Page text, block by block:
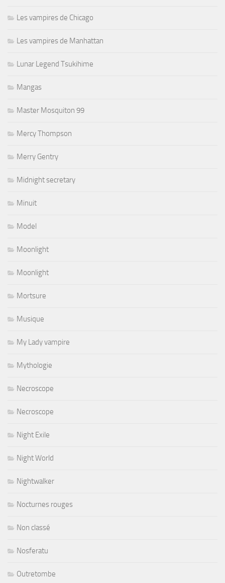
Les vampires de Chicago
Les vampires de Manhattan
Lunar Legend Tsukihime
Mangas
Master Mosquiton 99
Mercy Thompson
Merry Gentry
Midnight secretary
Minuit
Model
Moonlight
Moonlight
Mortsure
Musique
My Lady vampire
Mythologie
Necroscope
Necroscope
Night Exile
Night World
Nightwalker
Nocturnes rouges
Non classé
Nosferatu
Outretombe